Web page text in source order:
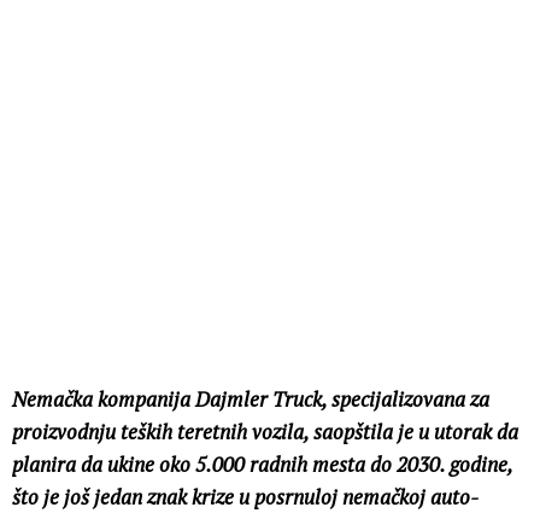
Nemačka kompanija Dajmler Truck, specijalizovana za
proizvodnju teških teretnih vozila, saopštila je u utorak da
planira da ukine oko 5.000 radnih mesta do 2030. godine,
što je još jedan znak krize u posrnuloj nemačkoj auto-